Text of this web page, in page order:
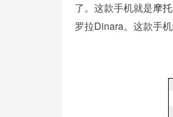
了。这款手机就是摩
罗拉Dinara。这款手